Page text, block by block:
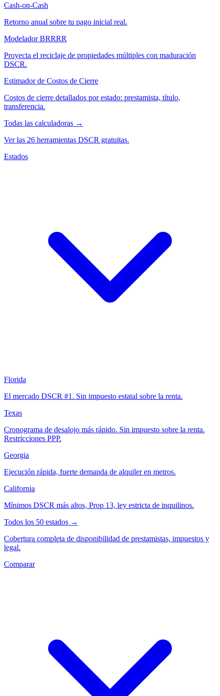
Cash-on-Cash
Retorno anual sobre tu pago inicial real.
Modelador BRRRR
Proyecta el reciclaje de propiedades múltiples con maduración
DSCR.
Estimador de Costos de Cierre
Costos de cierre detallados por estado: prestamista, título,
transferencia.
Todas las calculadoras →
Ver las 26 herramientas DSCR gratuitas.
Estados
Florida
El mercado DSCR #1. Sin impuesto estatal sobre la renta.
Texas
Cronograma de desalojo más rápido. Sin impuesto sobre la renta.
Restricciones PPP.
Georgia
Ejecución rápida, fuerte demanda de alquiler en metros.
California
Mínimos DSCR más altos, Prop 13, ley estricta de inquilinos.
Todos los 50 estados →
Cobertura completa de disponibilidad de prestamistas, impuestos y
legal.
Comparar